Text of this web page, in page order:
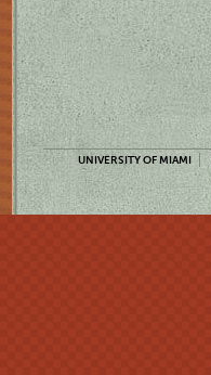
UNIVERSITY OF MIAMI